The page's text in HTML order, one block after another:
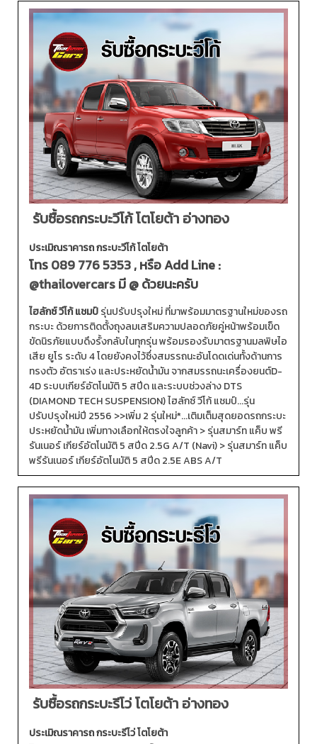
รับซื้อรถกระบะวีโก้ โตโยต้า อ่างทอง
ประเมิณราคารถ กระบะวีโก้ โตโยต้า
โทร089 776 5353, หรือ Add Line :
@thailovercarsมี @ ด้วยนะครับ
ไฮลักซ์ วีโก้ แชมป์รุ่นปรับปรุงใหม่ ที่มาพร้อมมาตรฐานใหม่ของรถ
กระบะ ด้วยการติดตั้งถุงลมเสริมความปลอดภัยคู่หน้าพร้อมเข็ด
ขัดนิรภัยแบบดึงรั้งกลับในทุกรุ่น พร้อมรองรับมาตรฐานมลพิษไอ
เสีย ยูโร ระดับ 4 โดยยังคงไว้ซึ่งสมรรถนะอันโดดเด่นทั้งด้านการ
ทรงตัว อัตราเร่ง และประหยัดน้ำมัน จากสมรรถนะเครื่องยนต์D-
4D ระบบเกียร์อัตโนมัติ 5 สปีด และระบบช่วงล่าง DTS
(DIAMOND TECH SUSPENSION) ไฮลักซ์ วีโก้ แชมป์...รุ่น
ปรับปรุงใหม่ปี 2556 >>เพิ่ม 2 รุ่นใหม่*...เติมเต็มสุดยอดรถกระบะ
ประหยัดน้ำมัน เพิ่มทางเลือกให้ตรงใจลูกค้า > รุ่นสมาร์ท แค็บ พรี
รันเนอร์ เกียร์อัตโนมัติ 5 สปีด 2.5G A/T (Navi) > รุ่นสมาร์ท แค็บ
พรีรันเนอร์ เกียร์อัตโนมัติ 5 สปีด 2.5E ABS A/T
รับซื้อรถกระบะรีโว่ โตโยต้า อ่างทอง
ประเมิณราคารถ กระบะรีโว่ โตโยต้า